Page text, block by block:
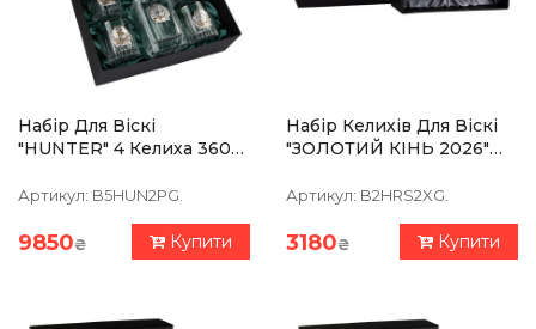
Набір Для Віскі
"HUNTER" 4 Келиха 360
Кришталь З Платиною,
Артикул: B5HUN2PG.
9850₴ Купити
Набір Келихів Для Віскі
"ЗОЛОТИЙ КIНЬ 2026"
Срібло, Золото, Чистий
Артикул: B2HRS2XG.
3180₴ Купити